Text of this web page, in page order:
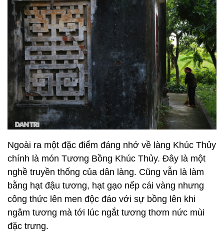
Ngoài ra một đặc điểm đáng nhớ về làng Khúc Thủy
chính là món Tương Bồng Khúc Thủy. Đây là một
nghề truyền thống của dân làng. Cũng vẫn là làm
bằng hạt đậu tương, hạt gạo nếp cái vàng nhưng
công thức lên men độc đáo với sự bồng lên khi
ngâm tương mà tới lúc ngắt tương thơm nức mùi
đặc trưng.